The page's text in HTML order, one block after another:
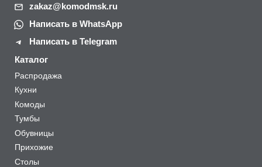
zakaz@komodmsk.ru
Написать в WhatsApp
Написать в Telegram
Каталог
Распродажа
Кухни
Комоды
Тумбы
Обувницы
Прихожие
Столы